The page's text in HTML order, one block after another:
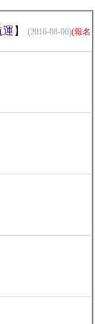
】
(2016-08-06)(報名